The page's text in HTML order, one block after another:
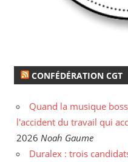
CONFÉDÉRATION CGT
Quand la musique
l'accident du travail qui
2026 Noah Gaume
Duralex : trois